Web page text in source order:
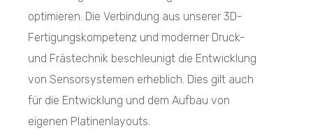
optimieren. Die Verbindung aus unserer 3D-
Fertigungskompetenz und moderner Druck-
und Frästechnik beschleunigt die Entwicklung
von Sensorsystemen erheblich. Dies gilt auch
für die Entwicklung und dem Aufbau von
eigenen Platinenlayouts.